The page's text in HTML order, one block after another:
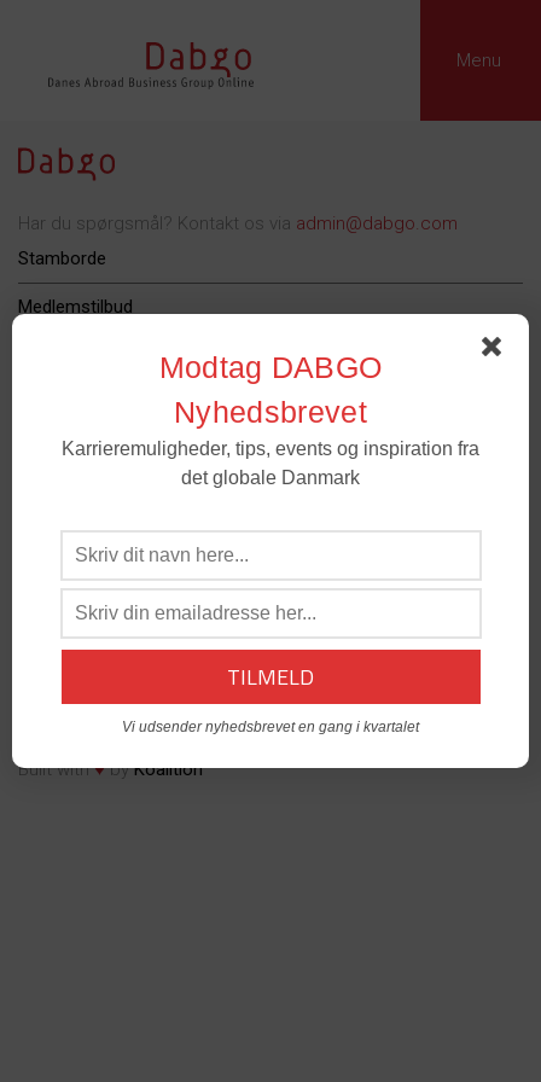
Menu
Har du spørgsmål? Kontakt os via admin@dabgo.com
Stamborde
Medlemstilbud
Dabgo Erhvervspris
Om Dabgo
Medlemmer- For spørgsmål til medlemskab og grupper. Email
admin@dabgo.com
Kontakt:
© Copyright DABGO 2025
Built with♥byKoalition
Modtag DABGO
Nyhedsbrevet
Karrieremuligheder, tips, events og inspiration fra
det globale Danmark
Vi udsender nyhedsbrevet en gang i kvartalet